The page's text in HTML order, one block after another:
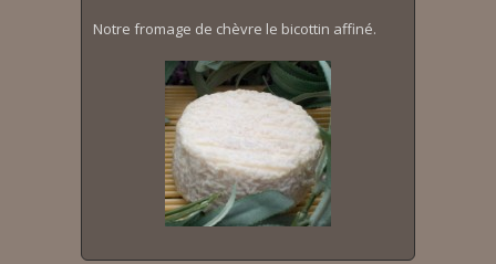
Notre fromage de chèvre le bicottin affiné.